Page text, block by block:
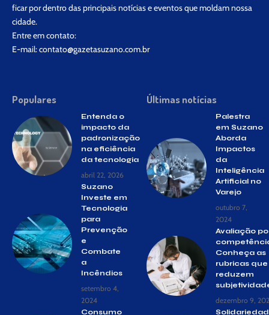
ficar por dentro das principais notícias e eventos que moldam nossa
cidade.
Entre em contato:
E-mail:contato@gazetasuzano.com.br
Populares
Entenda o
impacto da
padronização
na eficiência
da tecnologia
abril 22, 2026
Suzano
Investe em
Tecnologia
para
Prevenção
e
Combate
a
Incêndios
setembro 4,
2024
Consumo
Últimas notícias
Palestra
em Suzano
Aborda
Impactos
da
Inteligência
Artificial no
Varejo
outubro 7,
2024
Avaliação
Conheça as
rubricas que
reduzem
dezembro 9,